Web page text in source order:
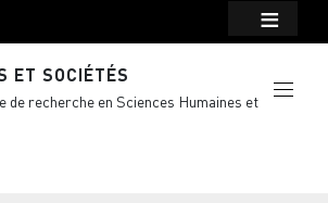
ET SOCIÉTÉS
de recherche en Sciences Humaines et